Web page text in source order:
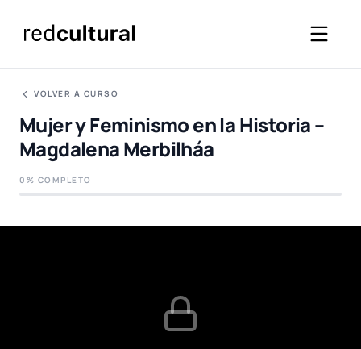
VOLVER A CURSO
Mujer y Feminismo en la Historia –
Magdalena Merbilháa
0% COMPLETO